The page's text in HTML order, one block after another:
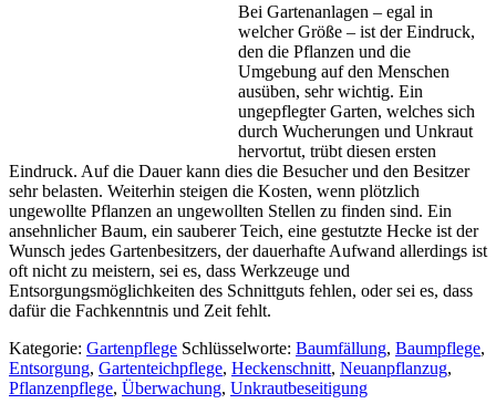
Bei Gartenanlagen – egal in
welcher Größe – ist der Eindruck,
den die Pflanzen und die
Umgebung auf den Menschen
ausüben, sehr wichtig. Ein
ungepflegter Garten, welches sich
durch Wucherungen und Unkraut
hervortut, trübt diesen ersten
Eindruck. Auf die Dauer kann dies die Besucher und den Besitzer
sehr belasten. Weiterhin steigen die Kosten, wenn plötzlich
ungewollte Pflanzen an ungewollten Stellen zu finden sind. Ein
ansehnlicher Baum, ein sauberer Teich, eine gestutzte Hecke ist der
Wunsch jedes Gartenbesitzers, der dauerhafte Aufwand allerdings ist
oft nicht zu meistern, sei es, dass Werkzeuge und
Entsorgungsmöglichkeiten des Schnittguts fehlen, oder sei es, dass
dafür die Fachkenntnis und Zeit fehlt.
Kategorie: Gartenpflege Schlüsselworte: Baumfällung, Baumpflege,
Entsorgung, Gartenteichpflege, Heckenschnitt, Neuanpflanzug,
Pflanzenpflege, Überwachung, Unkrautbeseitigung